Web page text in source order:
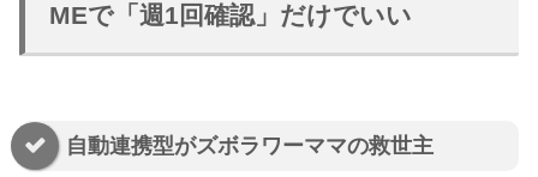
MEで「週1回確認」だけでいい
自動連携型がズボラワーママの救世主